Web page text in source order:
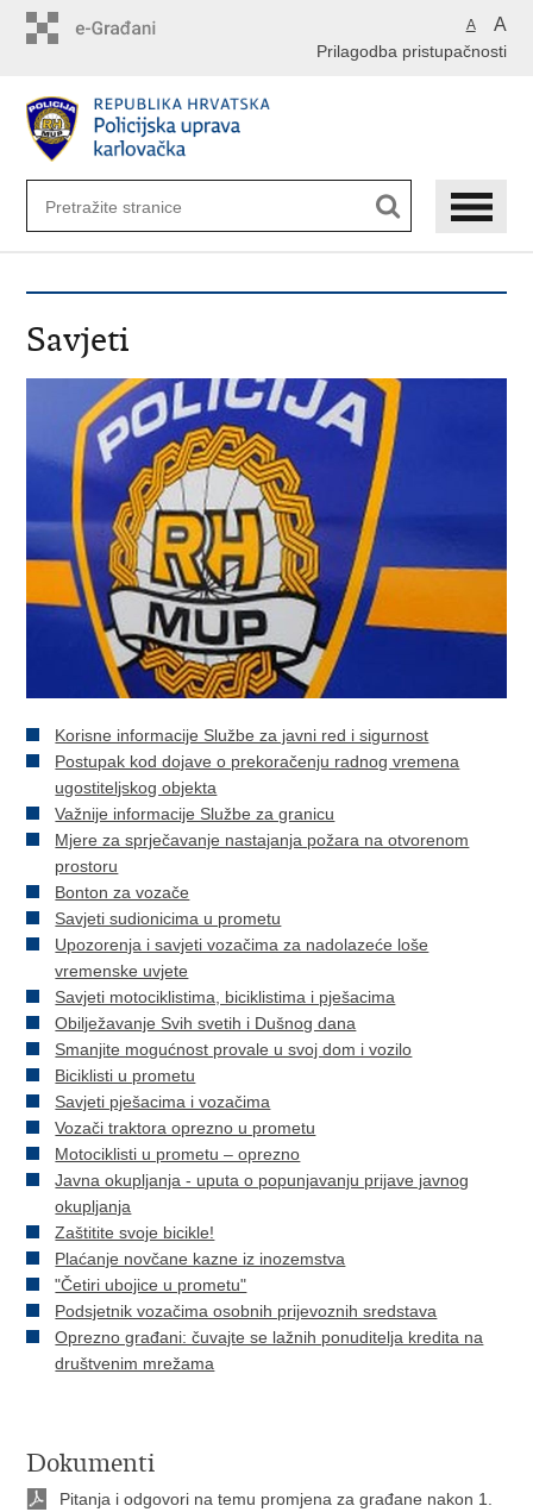
A A
Prilagodba pristupačnosti
Savjeti
Korisne informacije Službe za javni red i sigurnost
Postupak kod dojave o prekoračenju radnog vremena
ugostiteljskog objekta
Važnije informacije Službe za granicu
Mjere za sprječavanje nastajanja požara na otvorenom
prostoru
Bonton za vozače
Savjeti sudionicima u prometu
Upozorenja i savjeti vozačima za nadolazeće loše
vremenske uvjete
Savjeti motociklistima, biciklistima i pješacima
Obilježavanje Svih svetih i Dušnog dana
Smanjite mogućnost provale u svoj dom i vozilo
Biciklisti u prometu
Savjeti pješacima i vozačima
Vozači traktora oprezno u prometu
Motociklisti u prometu – oprezno
Javna okupljanja - uputa o popunjavanju prijave javnog
okupljanja
Zaštitite svoje bicikle!
Plaćanje novčane kazne iz inozemstva
"Četiri ubojice u prometu"
Podsjetnik vozačima osobnih prijevoznih sredstava
Oprezno građani: čuvajte se lažnih ponuditelja kredita na
društvenim mrežama
Dokumenti
Pitanja i odgovori na temu promjena za građane nakon 1.